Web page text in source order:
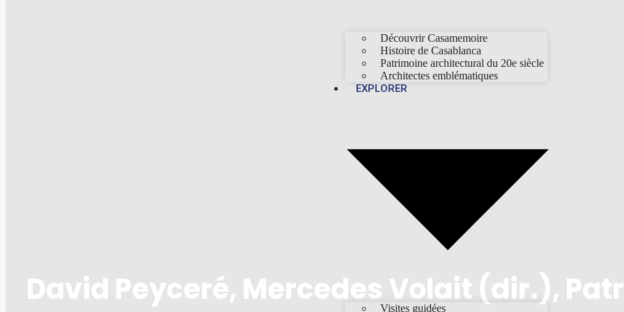
Découvrir Casamemoire
Histoire de Casablanca
Patrimoine architectural du 20e siècle
Architectes emblématiques
EXPLORER
Visites guidées
David Peyceré, Mercedes Volait (dir.),